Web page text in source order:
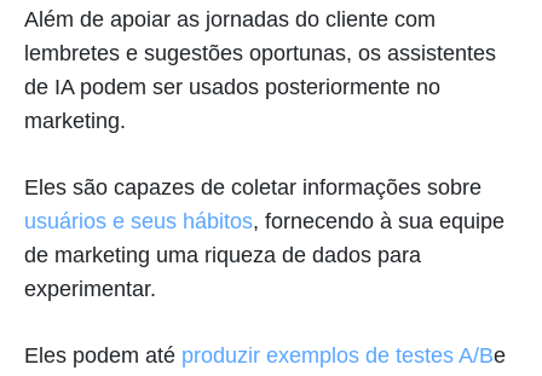
Além de apoiar as jornadas do cliente com
lembretes e sugestões oportunas, os assistentes
de IA podem ser usados posteriormente no
marketing.
Eles são capazes de coletar informações sobre
usuários e seus hábitos, fornecendo à sua equipe
de marketing uma riqueza de dados para
experimentar.
Eles podem até produzir exemplos de testes A/Be